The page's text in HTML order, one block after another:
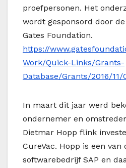
proefpersonen. Het
wordt gesponsord door
Gates Foundation.
https://
Work/Quick-Links/Grants-
Database/Grants/2016/11/
In maart dit jaar werd
ondernemer en
Dietmar Hopp flink
CureVac. Hopp is een van
softwarebedrijf SAP en